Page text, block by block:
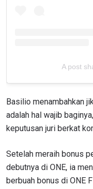
A post
Basilio menambahkan
adalah hal wajib
keputusan juri berkat
Setelah meraih bonus
debutnya di ONE, ia
berbuah bonus di ONE
IKUTI
Bawa ONE
Daftar sekarang